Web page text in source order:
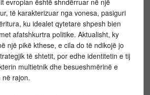
të karakterizuar nga vonesa, pasiguri
ku idealet qytetare shpesh bien
afatshkurtra politike. Aktualisht, ky
një pikë kthese, e cila do të ndikojë jo
të shtetit, por edhe identitetin e tij
multietnik dhe besueshmërinë e
në rajon.